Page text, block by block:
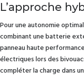
L’approche
Pour une autonomie
combinant une batterie
panneau haute
électriques lors des
compléter la charge dans